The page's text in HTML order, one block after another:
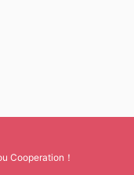
Cooperation！